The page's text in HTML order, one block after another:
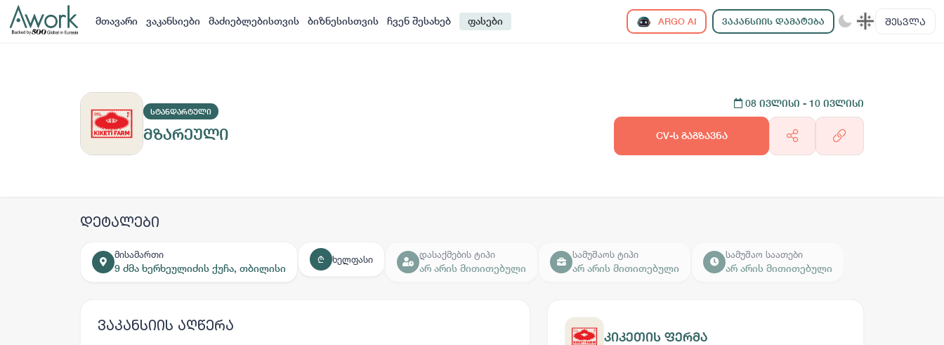
მთავარი ვაკანსიები მაძიებლებისთვის ბიზნესისთვის ჩვენ შესახებ ფასები ARGO AI ᲕᲐᲙᲐᲜᲡᲘᲘᲡ ᲓᲐᲛᲐᲢᲔᲑᲐ ᲨᲔᲡᲕᲚᲐ
ᲡᲢᲐᲜᲓᲐᲠᲢᲣᲚᲘ
მზარეული
08 ივლისი - 10 ივლისი
CV-ს გაგზავნა
დეტალები
მისამართი
9 ძმა ხერხეულიძის ქუჩა, თბილისი
₾ ხელფასი
დასაქმების ტიპი
არ არის მითითებული
სამუშაოს ტიპი
არ არის მითითებული
სამუშაო საათები
არ არის მითითებული
ვაკანსიის აღწერა
კიკეთის ფერმა